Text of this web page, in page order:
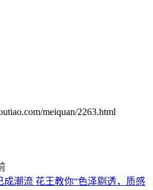
meiquan/2263.html
潮流 花王教你“色泽剔透，质感